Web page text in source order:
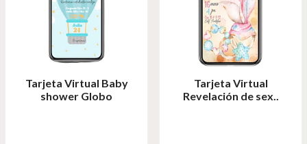
Tarjeta Virtual Baby
shower Globo
Tarjeta Virtual
Revelación de sex..